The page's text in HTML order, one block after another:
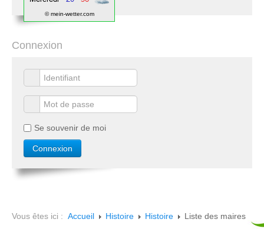
© mein-wetter.com
Connexion
Se souvenir de moi
Vous êtes ici : Accueil Histoire Histoire Liste des maires